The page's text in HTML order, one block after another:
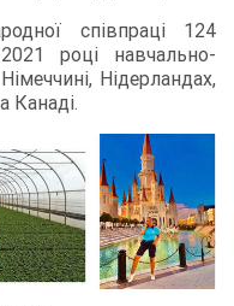
співпраці 124
році навчально-
Нідерландах,
Канаді.